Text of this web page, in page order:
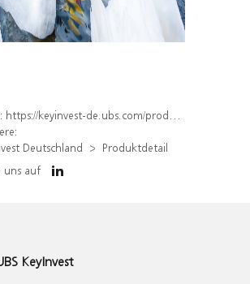
https://keyinvest-de.ubs.com/produkt/detail/index/isin/DE000WA7E9L5
Deutschland
Produktdetail
uns auf
KeyInvest